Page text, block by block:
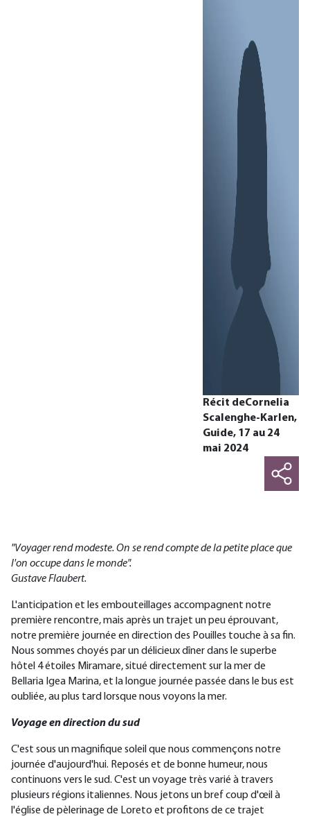
Récit deCornelia
Scalenghe-Karlen,
Guide, 17 au 24
mai 2024
"Voyager rend modeste. On se rend compte de la petite place que
l'on occupe dans le monde".
Gustave Flaubert.
L'anticipation et les embouteillages accompagnent notre
première rencontre, mais après un trajet un peu éprouvant,
notre première journée en direction des Pouilles touche à sa fin.
Nous sommes choyés par un délicieux dîner dans le superbe
hôtel 4 étoiles Miramare, situé directement sur la mer de
Bellaria Igea Marina, et la longue journée passée dans le bus est
oubliée, au plus tard lorsque nous voyons la mer.
Voyage en direction du sud
C'est sous un magnifique soleil que nous commençons notre
journée d'aujourd'hui. Reposés et de bonne humeur, nous
continuons vers le sud. C'est un voyage très varié à travers
plusieurs régions italiennes. Nous jetons un bref coup d'œil à
l'église de pèlerinage de Loreto et profitons de ce trajet